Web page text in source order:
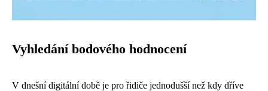
Vyhledání bodového hodnocení
V dnešní digitální době je pro řidiče jednodušší než kdy dříve